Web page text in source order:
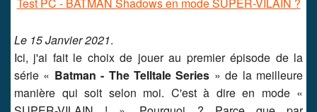
Le 15 Janvier 2021.
Ici, j'ai fait le choix de jouer au premier épisode de la
série « Batman - The Telltale Series » de la meilleure
manière qui soit selon moi. C'est à dire en mode «